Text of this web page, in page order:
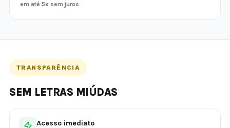
em até 5x sem juros
TRANSPARÊNCIA
SEM LETRAS MIÚDAS
Acesso imediato